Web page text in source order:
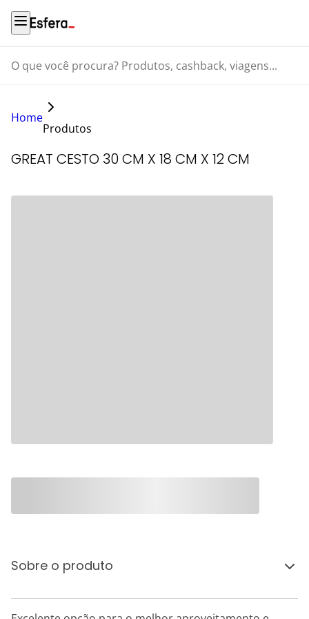
O que você procura? Produtos, cashback, viagens...
Home
Produtos
GREAT CESTO 30 CM X 18 CM X 12 CM
Sobre o produto